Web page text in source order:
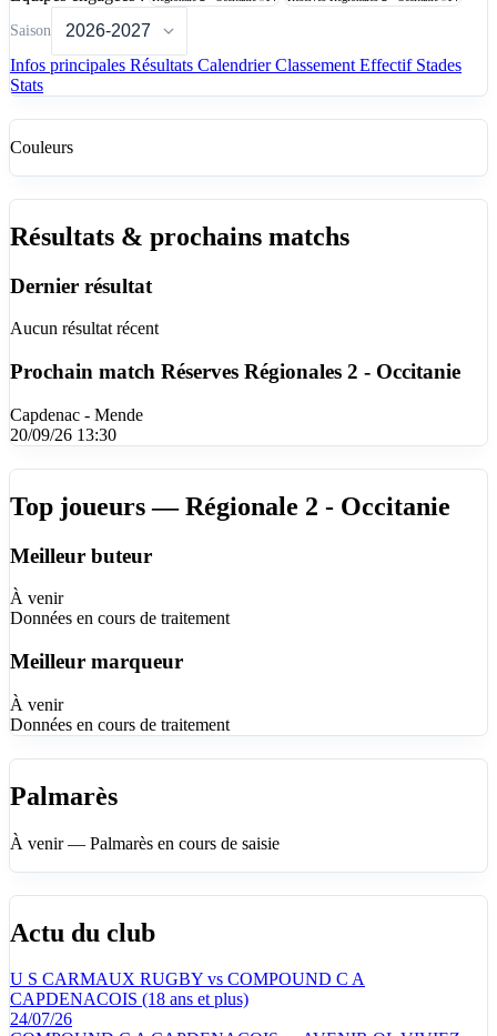
Saison
Infos principales Résultats CalendrierClassement Effectif Stades
Stats
Couleurs
Résultats & prochains matchs
Dernier résultat
Aucun résultat récent
Prochain match Réserves Régionales 2 - Occitanie
Capdenac - Mende
20/09/26 13:30
Top joueurs — Régionale 2 - Occitanie
Meilleur buteur
À venir
Données en cours de traitement
Meilleur marqueur
À venir
Données en cours de traitement
Palmarès
À venir — Palmarès en cours de saisie
Actu du club
U S CARMAUX RUGBY vs COMPOUND C A
CAPDENACOIS (18 ans et plus)
24/07/26